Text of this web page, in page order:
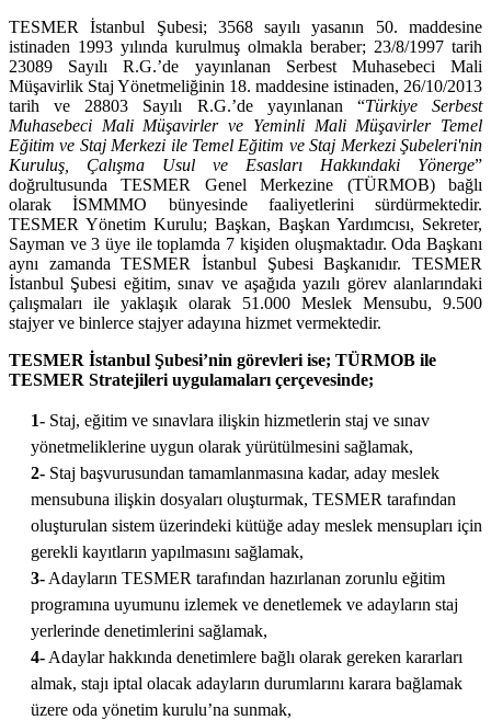
TESMER İstanbul Şubesi; 3568 sayılı yasanın 50. maddesine
istinaden 1993 yılında kurulmuş olmakla beraber; 23/8/1997 tarih
23089 Sayılı R.G.’de yayınlanan Serbest Muhasebeci Mali
Müşavirlik Staj Yönetmeliğinin 18. maddesine istinaden, 26/10/2013
tarih ve 28803 Sayılı R.G.’de yayınlanan “Türkiye Serbest
Muhasebeci Mali Müşavirler ve Yeminli Mali Müşavirler Temel
Eğitim ve Staj Merkezi ile Temel Eğitim ve Staj Merkezi Şubeleri'nin
Kuruluş, Çalışma Usul ve Esasları Hakkındaki Yönerge”
doğrultusunda TESMER Genel Merkezine (TÜRMOB) bağlı
olarak İSMMMO bünyesinde faaliyetlerini sürdürmektedir.
TESMER Yönetim Kurulu; Başkan, Başkan Yardımcısı, Sekreter,
Sayman ve 3 üye ile toplamda 7 kişiden oluşmaktadır. Oda Başkanı
aynı zamanda TESMER İstanbul Şubesi Başkanıdır. TESMER
İstanbul Şubesi eğitim, sınav ve aşağıda yazılı görev alanlarındaki
çalışmaları ile yaklaşık olarak 51.000 Meslek Mensubu, 9.500
stajyer ve binlerce stajyer adayına hizmet vermektedir.
TESMER İstanbul Şubesi’nin görevleri ise; TÜRMOB ile
TESMER Stratejileri uygulamaları çerçevesinde;
1- Staj, eğitim ve sınavlara ilişkin hizmetlerin staj ve sınav
yönetmeliklerine uygun olarak yürütülmesini sağlamak,
2- Staj başvurusundan tamamlanmasına kadar, aday meslek
mensubuna ilişkin dosyaları oluşturmak, TESMER tarafından
oluşturulan sistem üzerindeki kütüğe aday meslek mensupları için
gerekli kayıtların yapılmasını sağlamak,
3- Adayların TESMER tarafından hazırlanan zorunlu eğitim
programına uyumunu izlemek ve denetlemek ve adayların staj
yerlerinde denetimlerini sağlamak,
4- Adaylar hakkında denetimlere bağlı olarak gereken kararları
almak, stajı iptal olacak adayların durumlarını karara bağlamak
üzere oda yönetim kurulu’na sunmak,